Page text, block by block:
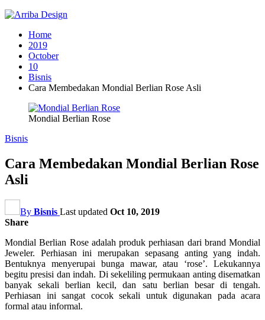
Home
2019
October
10
Bisnis
Cara Membedakan Mondial Berlian Rose Asli
Mondial Berlian Rose
Bisnis
Cara Membedakan Mondial Berlian Rose
Asli
By Bisnis Last updated Oct 10, 2019
Share
Mondial Berlian Rose adalah produk perhiasan dari brand Mondial
Jeweler. Perhiasan ini merupakan sepasang anting yang indah.
Bentuknya menyerupai bunga mawar, atau ‘rose’. Lekukannya
begitu presisi dan indah. Di sekeliling permukaan anting disematkan
banyak sekali berlian kecil, dan satu berlian besar di tengah.
Perhiasan ini sangat cocok sekali untuk digunakan pada acara
formal atau informal.